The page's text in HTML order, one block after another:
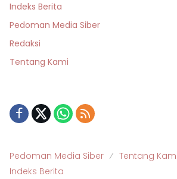
Indeks Berita
Pedoman Media Siber
Redaksi
Tentang Kami
Pedoman Media Siber Tentang Kami
Indeks Berita